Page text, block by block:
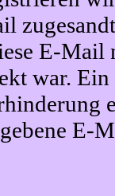
E-Mail
war.